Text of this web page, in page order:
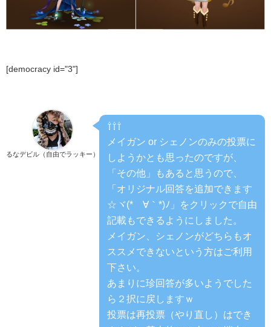
[democracy id="3"]
るなデビル（自由でラッキー）
⇧⇧⇧
メイガン or シェノンのみの投票に
しようかとも思ったのですが、
「その他」もあると思うので、
「オリジナル回答を追加できます
☆ヾ(*´∀｀*)ﾉ」をクリックで自由
記載もできるようにしました。
メイガン、シェノンがどちらもオ
ススメできないという方はご利用
下さい。
あまりに珍回答が多いようでした
ら２択に戻しますｗ
投票は再投票（やり直し）はでき